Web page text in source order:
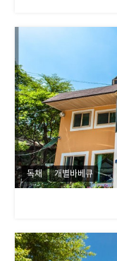
독채 개별바베큐